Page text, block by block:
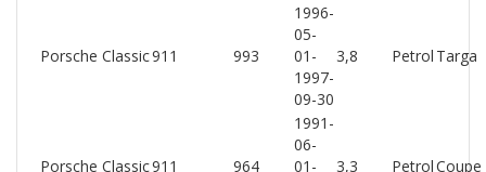
Porsche Classic911 993
1996-
05-
01-
1997-
09-30
3,8 Petrol Targa
Porsche Classic911 964
1991-
06-
01-
3,3 PetrolCoupe